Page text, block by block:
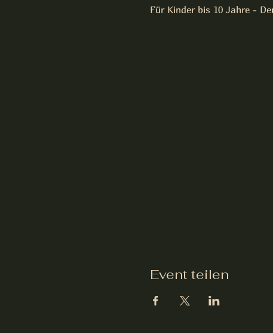
Für Kinder bis 10 Jahre -
Event teilen